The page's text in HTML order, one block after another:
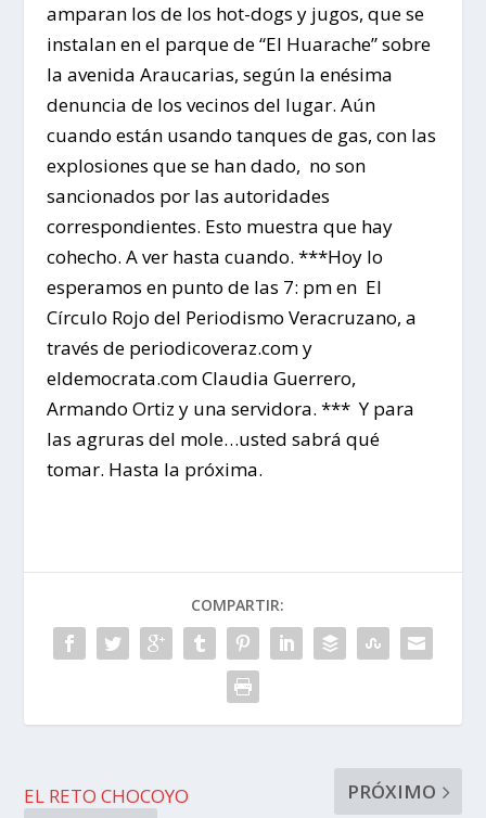
amparan los de los hot-dogs y jugos, que se
instalan en el parque de “El Huarache” sobre
la avenida Araucarias, según la enésima
denuncia de los vecinos del lugar. Aún
cuando están usando tanques de gas, con las
explosiones que se han dado, no son
sancionados por las autoridades
correspondientes. Esto muestra que hay
cohecho. A ver hasta cuando. ***Hoy lo
esperamos en punto de las 7: pm en El
Círculo Rojo del Periodismo Veracruzano, a
través de periodicoveraz.com y
eldemocrata.com Claudia Guerrero,
Armando Ortiz y una servidora. *** Y para
las agruras del mole…usted sabrá qué
tomar. Hasta la próxima.
COMPARTIR:
EL RETO CHOCOYO
PRÓXIMO